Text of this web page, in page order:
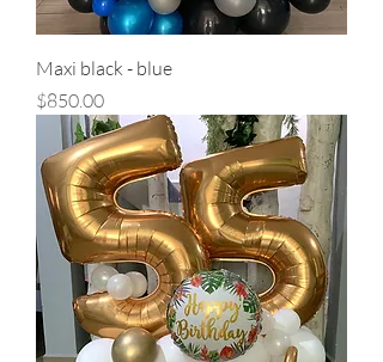
Maxi black - blue
Precio
$850.00